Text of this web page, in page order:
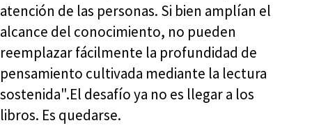
atención de las personas. Si bien amplían el
alcance del conocimiento, no pueden
reemplazar fácilmente la profundidad de
pensamiento cultivada mediante la lectura
sostenida".El desafío ya no es llegar a los
libros. Es quedarse.